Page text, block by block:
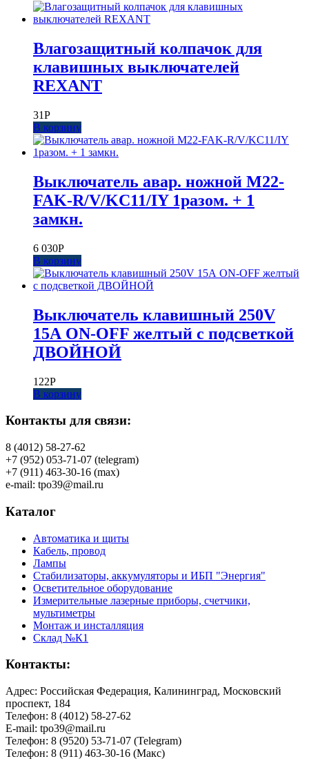
Влагозащитный колпачок для
клавишных выключателей
REXANT
31Р
В корзину
Выключатель авар. ножной M22-
FAK-R/V/KC11/IY 1разом. + 1
замкн.
6 030Р
В корзину
Выключатель клавишный 250V
15А ON-OFF желтый с подсветкой
ДВОЙНОЙ
122Р
В корзину
Контакты для связи:
8 (4012) 58-27-62
+7 (952) 053-71-07 (telegram)
+7 (911) 463-30-16 (max)
e-mail: tpo39@mail.ru
Каталог
Автоматика и щиты
Кабель, провод
Лампы
Стабилизаторы, аккумуляторы и ИБП "Энергия"
Осветительное оборудование
Измерительные лазерные приборы, счетчики,
мультиметры
Монтаж и инсталляция
Склад №К1
Контакты:
Адрес: Российская Федерация, Калининград, Московский
проспект, 184
Телефон: 8 (4012) 58-27-62
E-mail: tpo39@mail.ru
Телефон: 8 (9520) 53-71-07 (Telegram)
Телефон: 8 (911) 463-30-16 (Макс)